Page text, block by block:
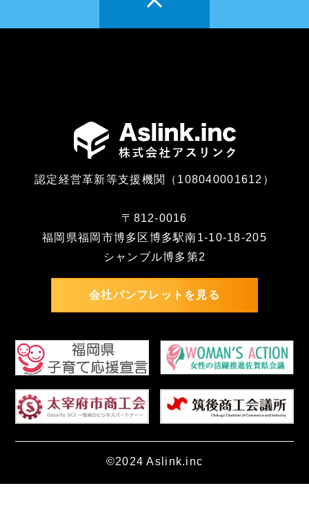
認定経営革新等支援機関（108040001612）
〒812-0016
福岡県福岡市博多区博多駅南1-10-18-205
シャンブル博多第2
会社パンフレットを見る
©2024 Aslink.inc